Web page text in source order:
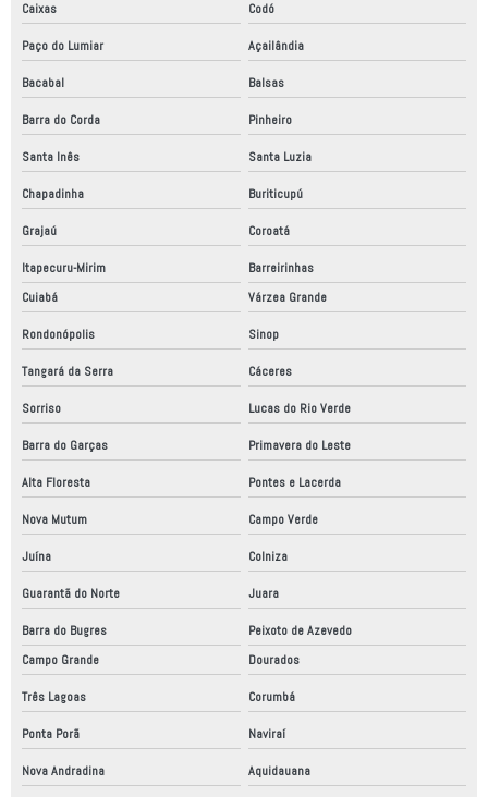
Caixas Codó
Paço do Lumiar Açailândia
Bacabal Balsas
Barra do Corda Pinheiro
Santa Inês Santa Luzia
Chapadinha Buriticupú
Grajaú Coroatá
Itapecuru-Mirim
Barreirinhas
Cuiabá
Várzea Grande
Rondonópolis Sinop
Tangará da Serra Cáceres
Sorriso Lucas do Rio Verde
Barra do Garças Primavera do Leste
Alta Floresta Pontes e Lacerda
Nova Mutum Campo Verde
Juína Colniza
Guarantã do Norte Juara
Barra do Bugres
Peixoto de Azevedo
Campo Grande
Dourados
Três Lagoas Corumbá
Ponta Porã Naviraí
Nova Andradina Aquidauana